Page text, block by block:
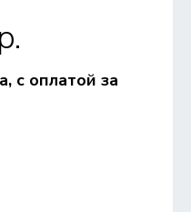
с оплатой за